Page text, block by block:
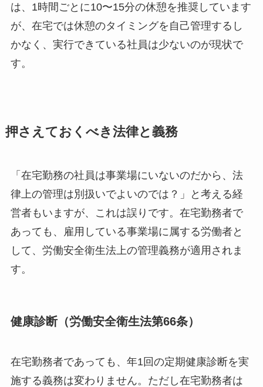
は、1時間ごとに10〜15分の休憩を推奨しています
が、在宅では休憩のタイミングを自己管理するし
かなく、実行できている社員は少ないのが現状で
す。
押さえておくべき法律と義務
「在宅勤務の社員は事業場にいないのだから、法
律上の管理は別扱いでよいのでは？」と考える経
営者もいますが、これは誤りです。在宅勤務者で
あっても、雇用している事業場に属する労働者と
して、労働安全衛生法上の管理義務が適用されま
す。
健康診断（労働安全衛生法第66条）
在宅勤務者であっても、年1回の定期健康診断を実
施する義務は変わりません。ただし在宅勤務者は